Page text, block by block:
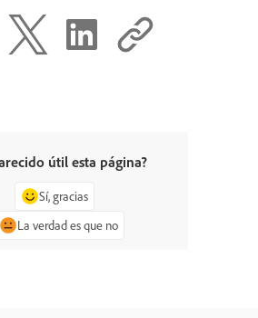
útil esta página?
Sí, gracias
La verdad es que no